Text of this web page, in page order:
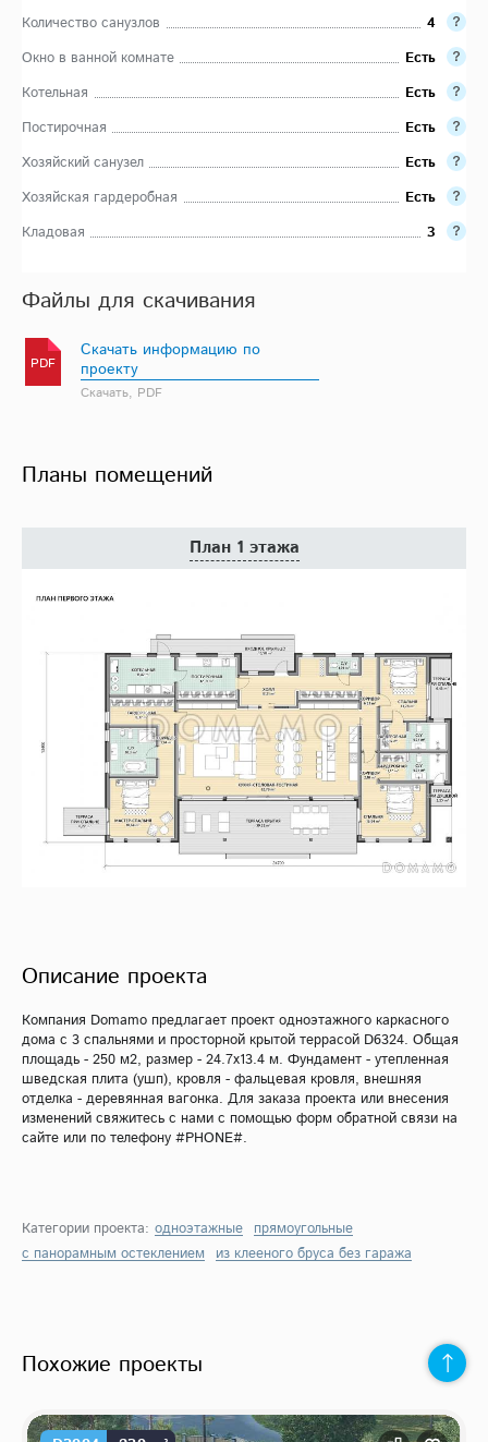
Количество санузлов
4
Окно в ванной комнате
Есть
Котельная
Есть
Постирочная
Есть
Хозяйский санузел
Есть
Хозяйская гардеробная
Есть
Кладовая
3
Файлы для скачивания
PDF
Скачать информацию по
проекту
Скачать, PDF
Планы помещений
План 1 этажа
Описание проекта
Компания Domamo предлагает проект одноэтажного каркасного
дома с 3 спальнями и просторной крытой террасой D6324. Общая
площадь - 250 м2, размер - 24.7х13.4 м. Фундамент - утепленная
шведская плита (ушп), кровля - фальцевая кровля, внешняя
отделка - деревянная вагонка. Для заказа проекта или внесения
изменений свяжитесь с нами с помощью форм обратной связи на
сайте или по телефону #PHONE#.
Категории проекта: одноэтажные прямоугольные
с панорамным остеклением
из клееного бруса без гаража
Похожие проекты